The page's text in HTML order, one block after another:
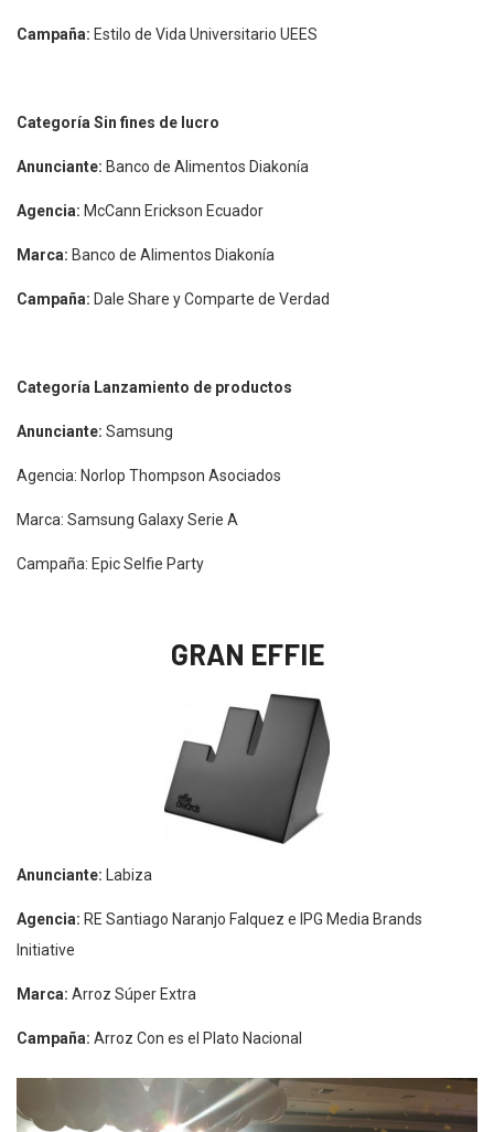
Campaña: Estilo de Vida Universitario UEES
Categoría Sin fines de lucro
Anunciante: Banco de Alimentos Diakonía
Agencia: McCann Erickson Ecuador
Marca: Banco de Alimentos Diakonía
Campaña: Dale Share y Comparte de Verdad
Categoría Lanzamiento de productos
Anunciante: Samsung
Agencia: Norlop Thompson Asociados
Marca: Samsung Galaxy Serie A
Campaña: Epic Selfie Party
GRAN EFFIE
Anunciante: Labiza
Agencia: RE Santiago Naranjo Falquez e IPG Media Brands
Initiative
Marca: Arroz Súper Extra
Campaña: Arroz Con es el Plato Nacional